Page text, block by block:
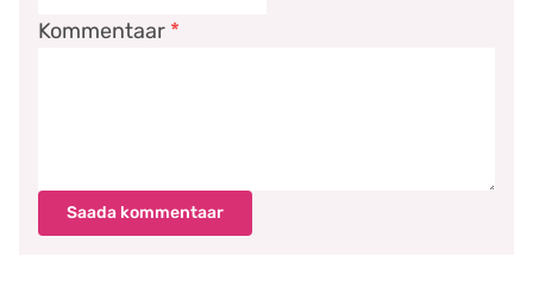
Kommentaar *
Saada kommentaar